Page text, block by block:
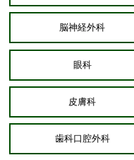
脳神経外科
眼科
皮膚科
歯科口腔外科